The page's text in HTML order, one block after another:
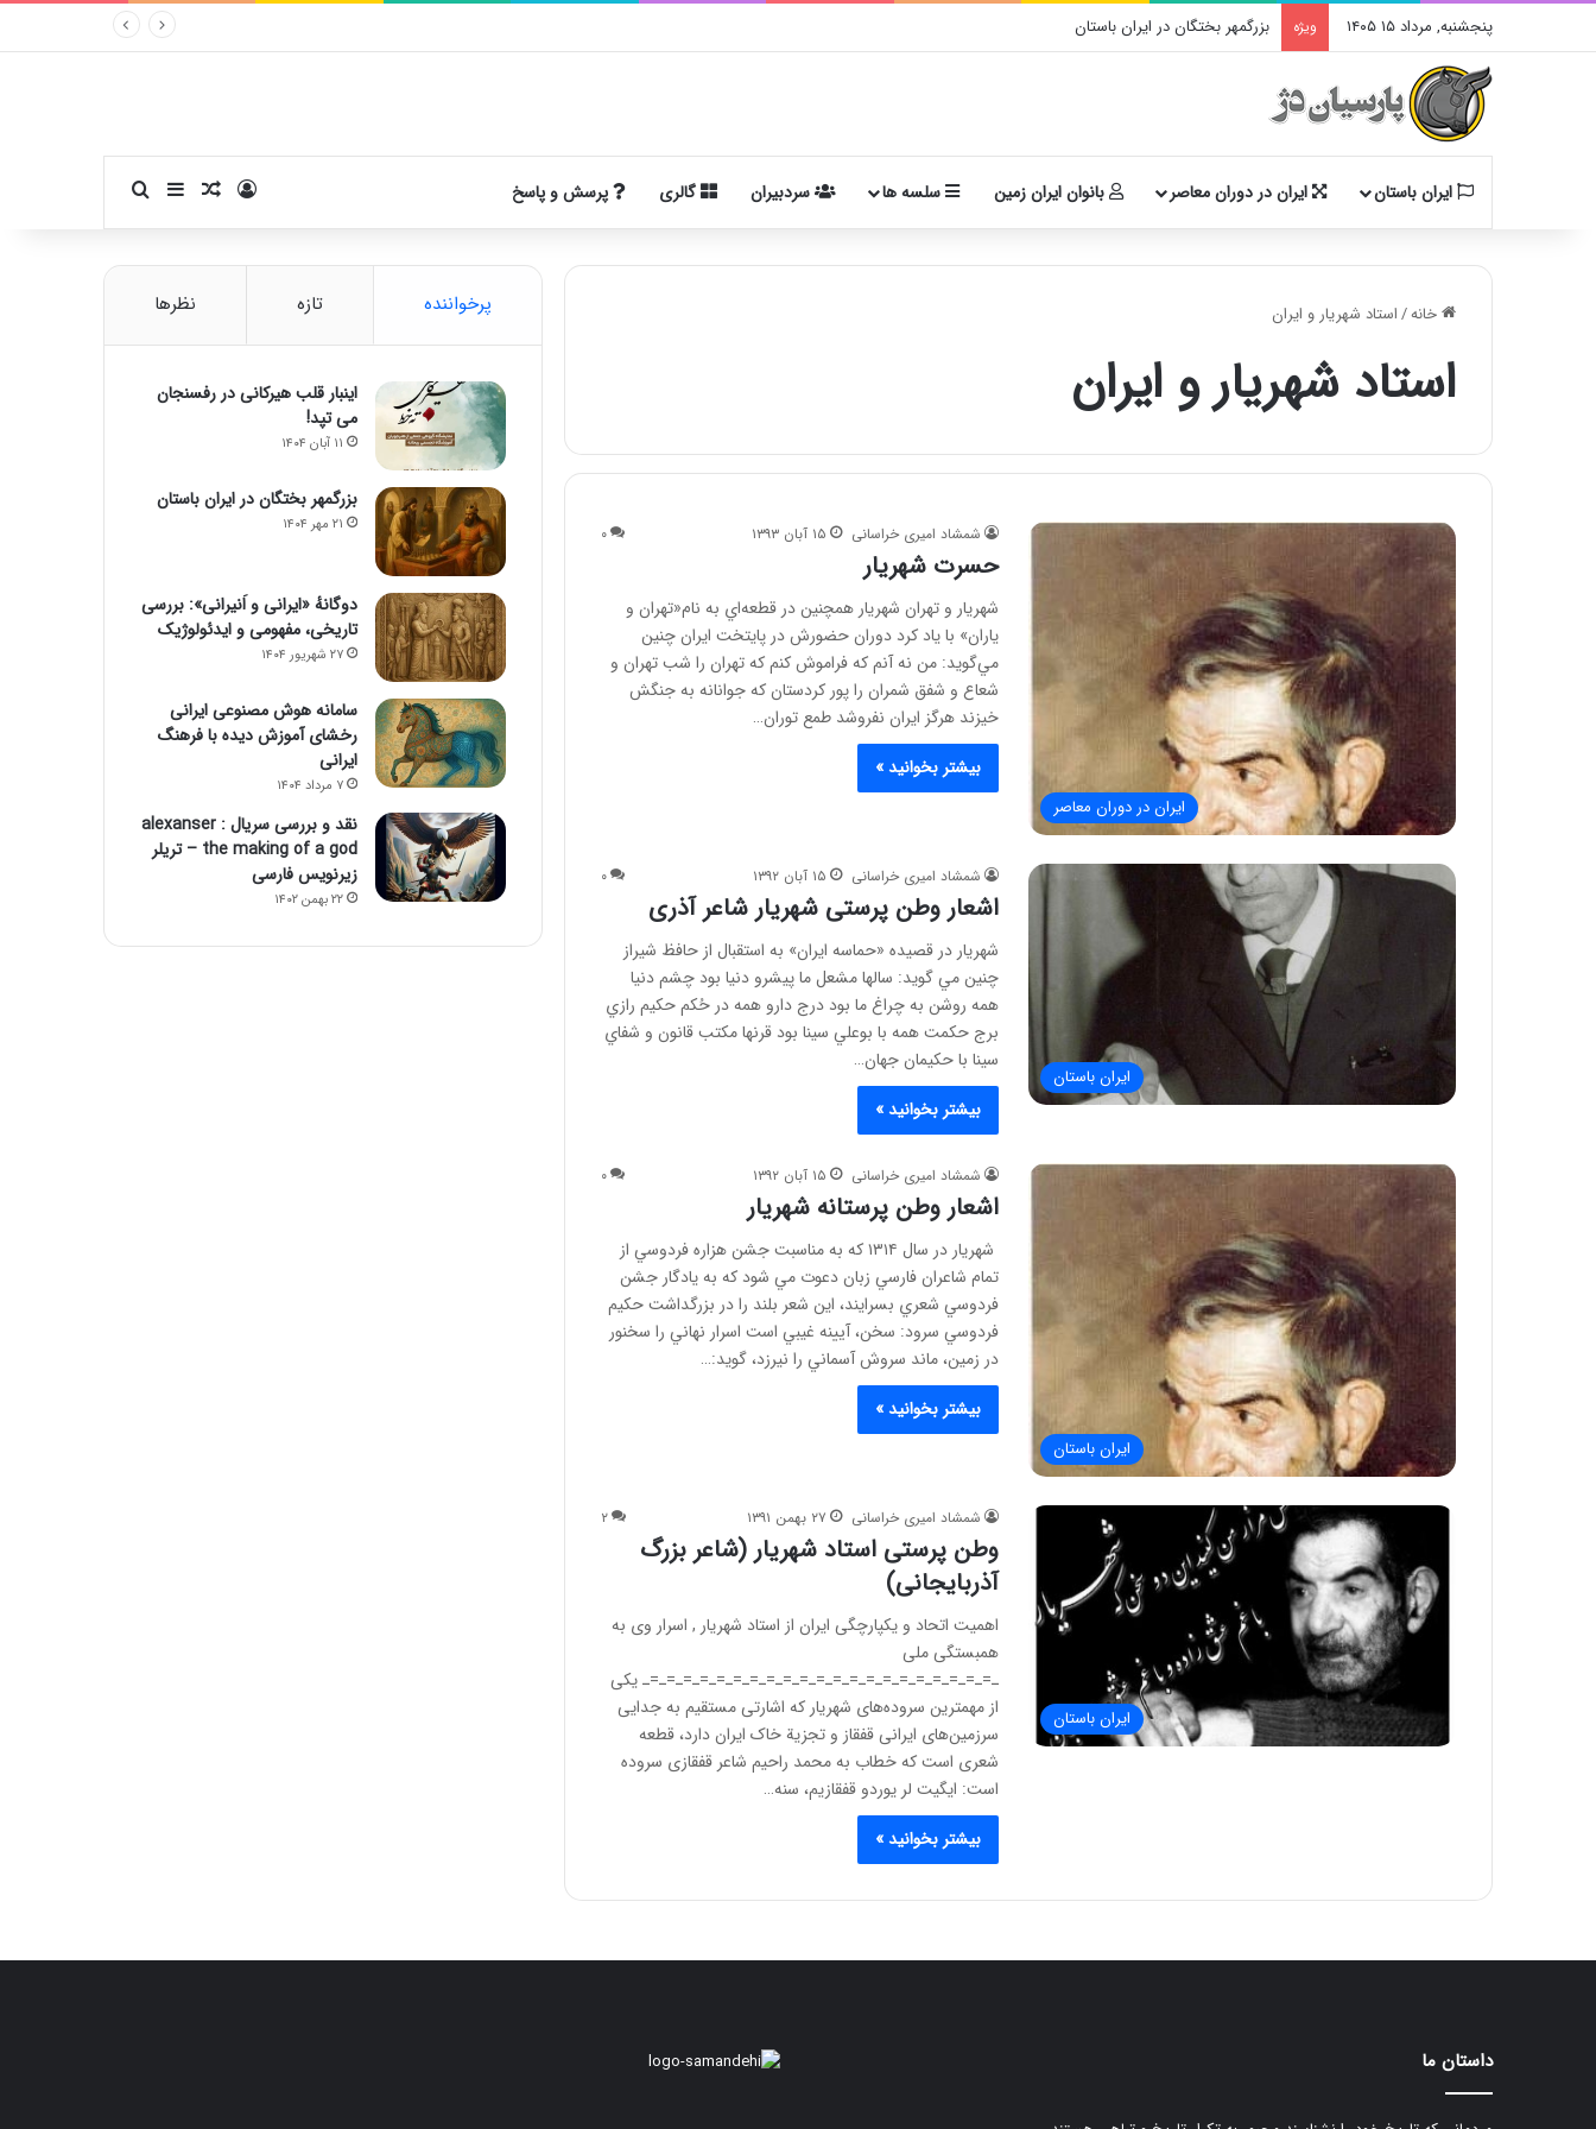
پنجشنبه, مرداد ۱۵ ۱۴۰۵ ویژه بزرگمهر بختگان در ایران باستان
ایران باستان ایران در دوران معاصر بانوان ایران زمین سلسه ها سردبیران گالری پرسش و پاسخ ورودنوشته تصادفی
سایدبارجستجو برای
خانه/استاد شهریار و ایران
استاد شهریار و ایران
ایران در دوران معاصر
شمشاد امیری خراسانی ۱۵ آبان ۱۳۹۳ ۰
حسرت شهریار
شهریار و تهران شهريار همچنين در قطعه‌اي به نام«تهران و
ياران» با ياد كرد دوران حضورش در پايتخت ايران چنين
مي‌گويد: من نه آنم كه فراموش كنم كه تهران را شب تهران و
شعاع و شفق شمران را پور كردستان كه جوانانه به جنگش
خيزند هرگز ايران نفروشد طمع توران…
بیشتر بخوانید »
ایران باستان
شمشاد امیری خراسانی ۱۵ آبان ۱۳۹۲ ۰
اشعار وطن پرستی شهریار شاعر آذری
شهريار در قصيده «حماسه ايران» به استقبال از حافظ شيراز
چنين مي گويد: سالها مشعل ما پيشرو دنيا بود چشم دنيا
همه روشن به چراغ ما بود درج دارو همه در حُكم حكيم رازي
برج حكمت همه با بوعلي سينا بود قرنها مكتب قانون و شفاي
سينا با حكيمان جهان…
بیشتر بخوانید »
ایران باستان
شمشاد امیری خراسانی ۱۵ آبان ۱۳۹۲ ۰
اشعار وطن پرستانه شهریار
شهريار در سال ۱۳۱۴ كه به مناسبت جشن هزاره فردوسي از
تمام شاعران فارسي زبان دعوت مي شود كه به يادگار جشن
فردوسي شعري بسرايند، اين شعر بلند را در بزرگداشت حكيم
فردوسي سرود: سخن، آيينه غيبي است اسرار نهاني را سخنور
در زمين، ماند سروش آسماني را نيرزد، گويد:…
بیشتر بخوانید »
ایران باستان
شمشاد امیری خراسانی ۲۷ بهمن ۱۳۹۱ ۲
وطن پرستی استاد شهریار (شاعر بزرگ
آذربایجانی)
اهمیت اتحاد و یکپارچگی ایران از استاد شهریار , اسرار وی به
همبستگی ملی
ـ=ـ=ـ=ـ=ـ=ـ=ـ=ـ=ـ=ـ=ـ=ـ=ـ=ـ=ـ=ـ=ـ=ـ=ـ=ـ=ـ=ـ یکی
از مهمترین سروده‌های شهریار که اشارتی مستقیم به جدایی
سرزمین‌های ایرانی قفقاز و تجزیة خاک ایران دارد، قطعه
شعری است که خطاب به محمد راحیم شاعر قفقازی سروده
است: ایگیت لر یوردو قفقازیم، سنه…
بیشتر بخوانید »
پرخواننده تازه نظرها
اینبار قلب هیرکانی در رفسنجان
می تپد!
۱۱ آبان ۱۴۰۴
بزرگمهر بختگان در ایران باستان
۲۱ مهر ۱۴۰۴
دوگانهٔ «ایرانی و اَنیرانی»: بررسی
تاریخی، مفهومی و ایدئولوژیک
۲۷ شهریور ۱۴۰۴
سامانه هوش مصنوعی ایرانی
رخشای آموزش دیده با فرهنگ
ایرانی
۷ مرداد ۱۴۰۴
نقد و بررسی سریال alexanser :
the making of a god – تریلر
زیرنویس فارسی
۲۲ بهمن ۱۴۰۲
داستان ما